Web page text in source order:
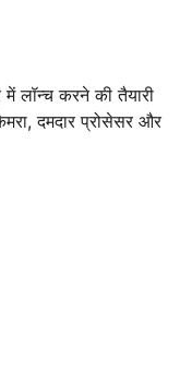
में लॉन्च करने की तैयारी
दमदार प्रोसेसर और